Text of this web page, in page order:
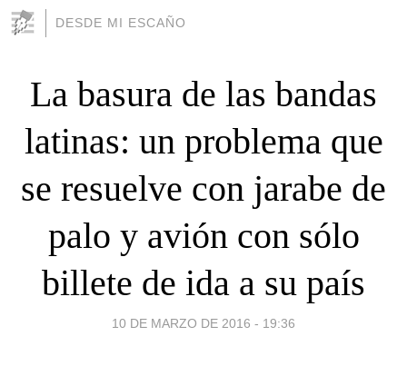
DESDE MI ESCAÑO
La basura de las bandas
latinas: un problema que
se resuelve con jarabe de
palo y avión con sólo
billete de ida a su país
10 DE MARZO DE 2016 - 19:36